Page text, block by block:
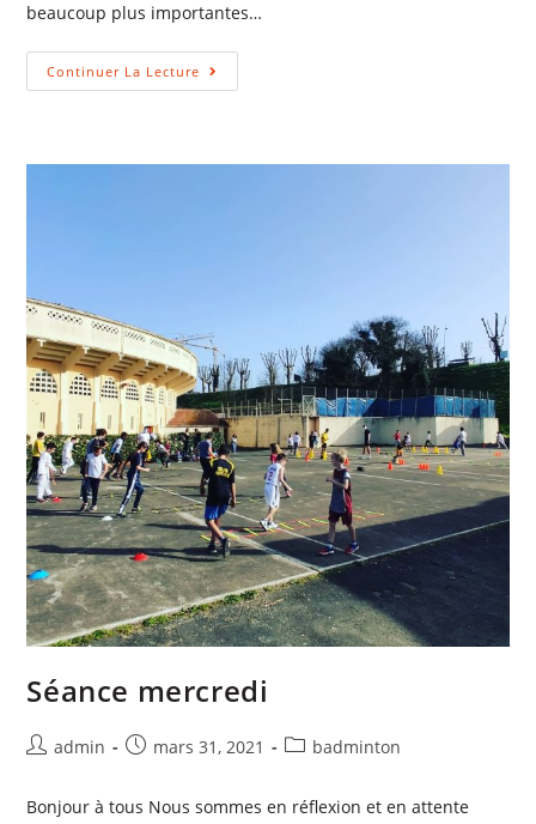
beaucoup plus importantes…
Continuer La Lecture
Séance mercredi
admin mars 31, 2021 badminton
Bonjour à tous Nous sommes en réflexion et en attente